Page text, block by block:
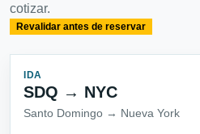
cotizar.
Revalidar antes de reservar
IDA
SDQ → NYC
Santo Domingo → Nueva York